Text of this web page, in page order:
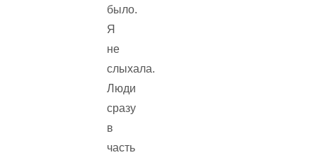
было.
Я
не
слыхала.
Люди
сразу
в
часть